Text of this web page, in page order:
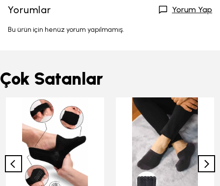
Yorumlar Yorum Yap
Bu ürün için henüz yorum yapılmamış.
Çok Satanlar